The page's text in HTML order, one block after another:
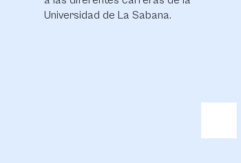
Universidad de La Sabana.